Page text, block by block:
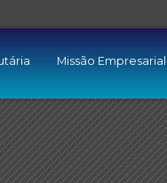
Missão Empresarial